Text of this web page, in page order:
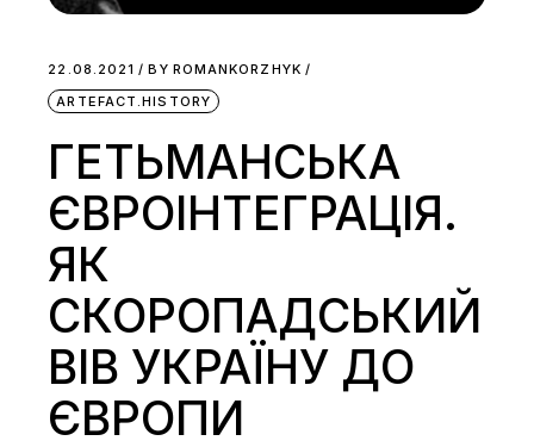
22.08.2021 BY ROMANKORZHYK
ARTEFACT.HISTORY
ГЕТЬМАНСЬКА
ЄВРОІНТЕГРАЦІЯ.
ЯК
СКОРОПАДСЬКИЙ
ВІВ УКРАЇНУ ДО
ЄВРОПИ